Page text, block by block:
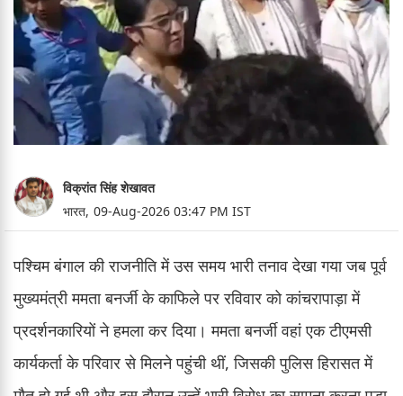
विक्रांत सिंह शेखावत
भारत, 09-Aug-2026 03:47 PM IST
पश्चिम बंगाल की राजनीति में उस समय भारी तनाव देखा गया जब पूर्व
मुख्यमंत्री ममता बनर्जी के काफिले पर रविवार को कांचरापाड़ा में
प्रदर्शनकारियों ने हमला कर दिया। ममता बनर्जी वहां एक टीएमसी
कार्यकर्ता के परिवार से मिलने पहुंची थीं, जिसकी पुलिस हिरासत में